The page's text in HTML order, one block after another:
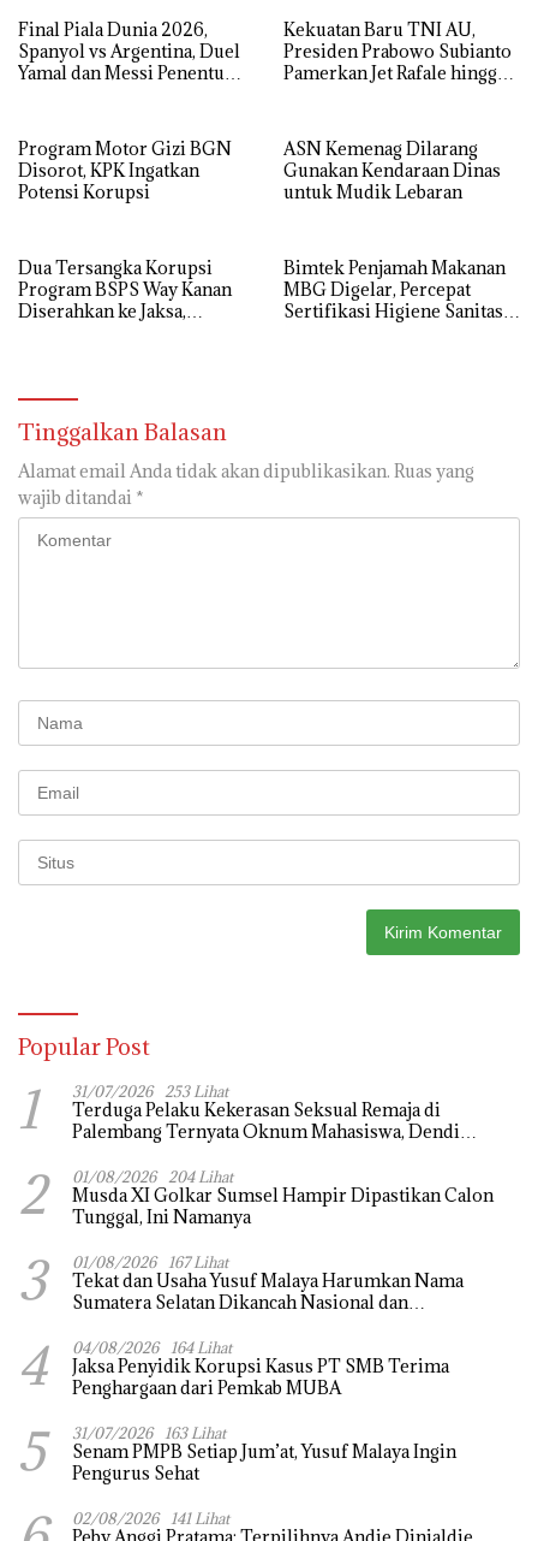
Final Piala Dunia 2026,
Spanyol vs Argentina, Duel
Yamal dan Messi Penentu
Kekuatan Baru TNI AU,
Presiden Prabowo Subianto
Pamerkan Jet Rafale hingga
Program Motor Gizi BGN
Disorot, KPK Ingatkan
Potensi Korupsi
ASN Kemenag Dilarang
Gunakan Kendaraan Dinas
untuk Mudik Lebaran
Dua Tersangka Korupsi
Program BSPS Way Kanan
Diserahkan ke Jaksa,
Bimtek Penjamah Makanan
MBG Digelar, Percepat
Sertifikasi Higiene Sanitasi
Tinggalkan Balasan
Alamat email Anda tidak akan dipublikasikan. Ruas yang
wajib ditandai *
Popular Post
1 31/07/2026 253 Lihat
Terduga Pelaku Kekerasan Seksual Remaja di
Palembang Ternyata Oknum Mahasiswa, Dendi
2 01/08/2026 204 Lihat
Musda XI Golkar Sumsel Hampir Dipastikan Calon
Tunggal, Ini Namanya
3 01/08/2026 167 Lihat
Tekat dan Usaha Yusuf Malaya Harumkan Nama
Sumatera Selatan Dikancah Nasional dan
4 04/08/2026 164 Lihat
Jaksa Penyidik Korupsi Kasus PT SMB Terima
Penghargaan dari Pemkab MUBA
5 31/07/2026 163 Lihat
Senam PMPB Setiap Jum’at, Yusuf Malaya Ingin
Pengurus Sehat
02/08/2026 141 Lihat
Peby Anggi Pratama: Terpilihnya Andie Dinialdie